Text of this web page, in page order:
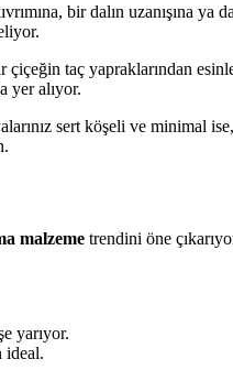
bir dalın uzanışına ya
taç yapraklarından
yer alıyor.
sert köşeli ve minimal
malzeme trendini öne
yarıyor.
ideal.